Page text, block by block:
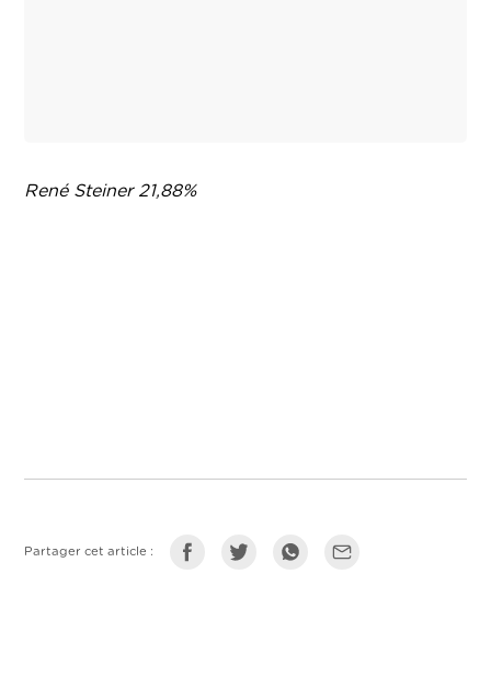
René Steiner 21,88%
Partager cet article :